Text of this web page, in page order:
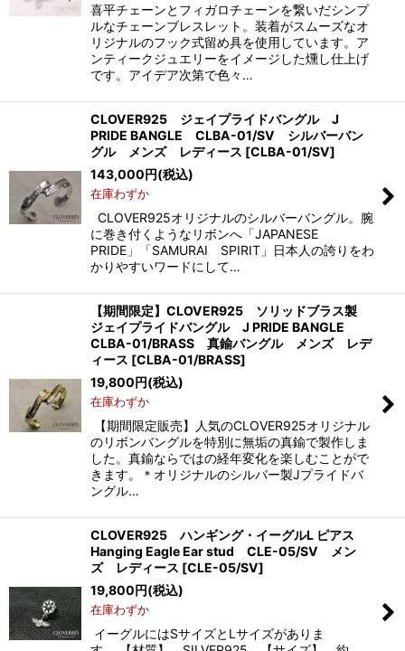
喜平チェーンとフィガロチェーンを繋いだシンプ
ルなチェーンブレスレット。装着がスムーズなオ
リジナルのフック式留め具を使用しています。ア
ンティークジュエリーをイメージした燻し仕上げ
です。アイデア次第で色々…
CLOVER925 ジェイプライドバングル J
PRIDE BANGLE CLBA-01/SV シルバーバン
グル メンズ レディース [CLBA-01/SV]
143,000円(税込)
在庫わずか
CLOVER925オリジナルのシルバーバングル。腕
に巻き付くようなリボンへ「JAPANESE
PRIDE」「SAMURAI SPIRIT」日本人の誇りをわ
かりやすいワードにして…
【期間限定】CLOVER925 ソリッドブラス製
ジェイプライドバングル J PRIDE BANGLE
CLBA-01/BRASS 真鍮バングル メンズ レデ
ィース [CLBA-01/BRASS]
19,800円(税込)
在庫わずか
【期間限定販売】人気のCLOVER925オリジナル
のリボンバングルを特別に無垢の真鍮で製作しま
した。真鍮ならではの経年変化を楽しむことがで
きます。＊オリジナルのシルバー製Jプライドバ
ングル…
CLOVER925 ハンギング・イーグルL ピアス
Hanging Eagle Ear stud CLE-05/SV メン
ズ レディース [CLE-05/SV]
19,800円(税込)
在庫わずか
イーグルにはSサイズとLサイズがありま